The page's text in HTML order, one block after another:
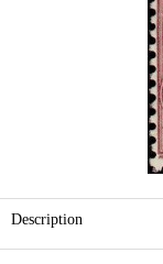
Description